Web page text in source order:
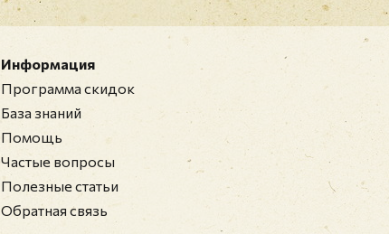
Информация
Программа скидок
База знаний
Помощь
Частые вопросы
Полезные статьи
Обратная связь